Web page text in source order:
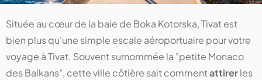
Située au cœur de la baie de Boka Kotorska, Tivat est
bien plus qu'une simple escale aéroportuaire pour votre
voyage à Tivat. Souvent surnommée la "petite Monaco
des Balkans", cette ville côtière sait commentattirerles